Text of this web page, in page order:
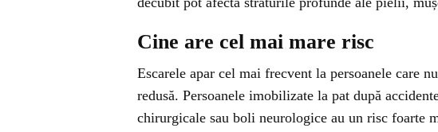
Cine are cel mai mare risc
Escarele apar cel mai frecvent la persoanele care
redusă. Persoanele imobilizate la pat după
chirurgicale sau boli neurologice au un risc foarte